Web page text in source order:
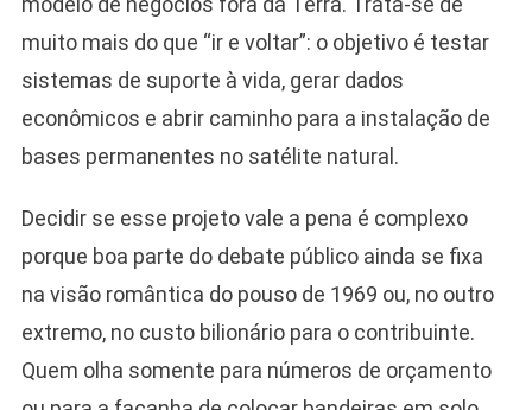
muito mais do que “ir e voltar”: o objetivo é testar
sistemas de suporte à vida, gerar dados
econômicos e abrir caminho para a instalação de
bases permanentes no satélite natural.
Decidir se esse projeto vale a pena é complexo
porque boa parte do debate público ainda se fixa
na visão romântica do pouso de 1969 ou, no outro
extremo, no custo bilionário para o contribuinte.
Quem olha somente para números de orçamento